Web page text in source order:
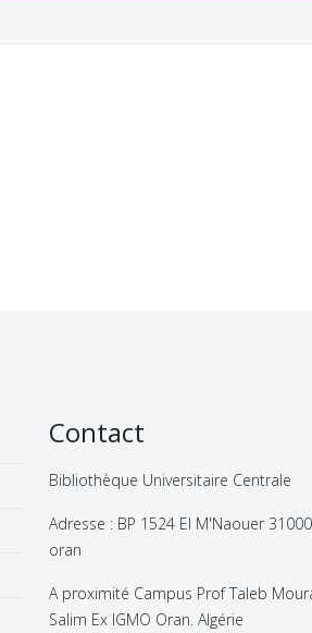
Contact
Bibliothèque Universitaire Centrale
Adresse : BP 1524 El M'Naouer 31000
oran
A proximité Campus Prof Taleb
Salim Ex IGMO Oran. Algérie